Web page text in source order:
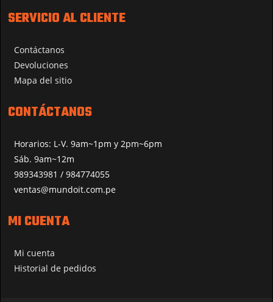
SERVICIO AL CLIENTE
Contáctanos
Devoluciones
Mapa del sitio
CONTÁCTANOS
Horarios: L-V. 9am~1pm y 2pm~6pm
Sáb. 9am~12m
989343981 / 984774055
ventas@mundoit.com.pe
MI CUENTA
Mi cuenta
Historial de pedidos